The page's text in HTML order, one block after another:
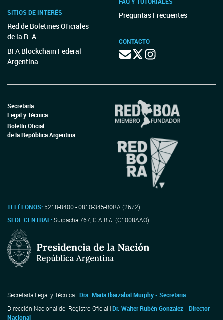
SITIOS DE INTERÉS
Red de Boletines Oficiales
de la R. A.
BFA Blockchain Federal
Argentina
Preguntas Frecuentes
CONTACTO
Secretaría
Legal y Técnica
Boletín Oficial
de la República Argentina
TELÉFONOS: 5218-8400 - 0810-345-BORA (2672)
SEDE CENTRAL:Suipacha 767, C.A.B.A. (C1008AAO)
Secretaría Legal y Técnica | Dra. María Ibarzabal Murphy - Secretaria
Dirección Nacional del Registro Oficial | Dr. Walter Rubén Gonzalez - Director
Nacional